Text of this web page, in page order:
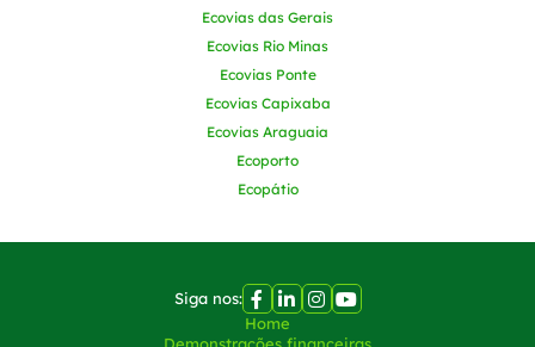
Ecovias das Gerais
Ecovias Rio Minas
Ecovias Ponte
Ecovias Capixaba
Ecovias Araguaia
Ecoporto
Ecopátio
Siga nos:
Home